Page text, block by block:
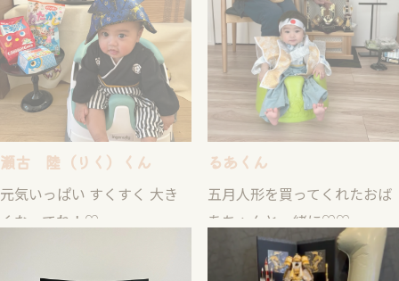
瀬古 陸（りく）くん
元気いっぱい すくすく 大き
くなってね！♡
るあくん
五月人形を買ってくれたおば
あちゃんと一緒に♡♡